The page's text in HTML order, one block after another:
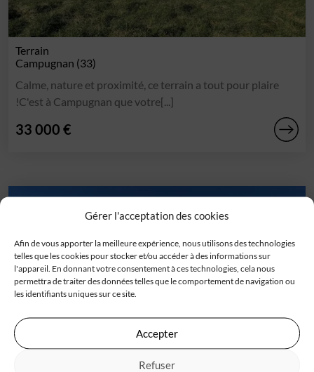
Gérer l'acceptation des cookies
Afin de vous apporter la meilleure expérience, nous utilisons des technologies
telles que les cookies pour stocker et/ou accéder à des informations sur
l'appareil. En donnant votre consentement à ces technologies, cela nous
permettra de traiter des données telles que le comportement de navigation ou
les identifiants uniques sur ce site.
Accepter
Refuser
Terrain
Campugnan (33)
Calme, nature et proximité, ce terrain a tout pour plaire
!C'est à Campugnan que votre[...]
33 000 €